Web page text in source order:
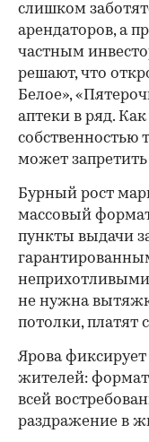
слишком
арендаторов, а
частным
решают, что
Белое»,
аптеки в ряд.
собственностью
может запретить
Бурный рост
массовый
пункты выдачи
не нужна
потолки, платят
Ярова фиксирует
жителей:
всей
раздражение в